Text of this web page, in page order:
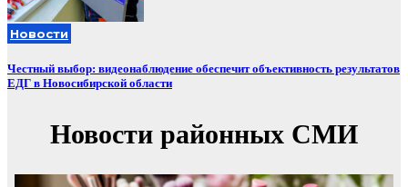
Новости
Честный выбор: видеонаблюдение обеспечит объективность результатов
ЕДГ в Новосибирской области